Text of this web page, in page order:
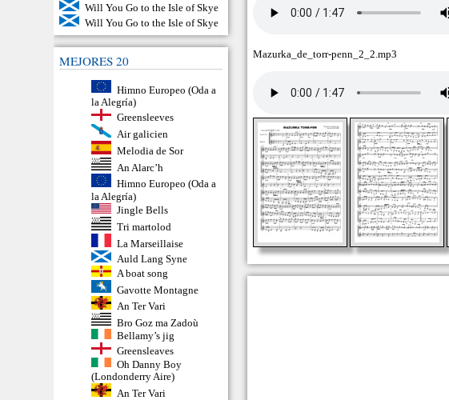
Will You Go to the Isle of Skye
Will You Go to the Isle of Skye
MEJORES 20
Himno Europeo (Oda a
la Alegría)
Greensleeves
Air galicien
Melodia de Sor
An Alarc’h
Himno Europeo (Oda a
la Alegría)
Jingle Bells
Tri martolod
La Marseillaise
Auld Lang Syne
A boat song
Gavotte Montagne
An Ter Vari
Bro Goz ma Zadoù
Bellamy’s jig
Greensleaves
Oh Danny Boy
(Londonderry Aire)
An Ter Vari
Mazurka_de_torr-penn_2_2.mp3